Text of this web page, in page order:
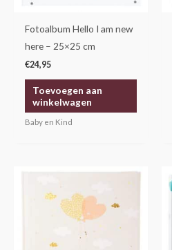
Fotoalbum Hello I am new
here – 25×25 cm
€24,95
Toevoegen aan
winkelwagen
Baby en Kind